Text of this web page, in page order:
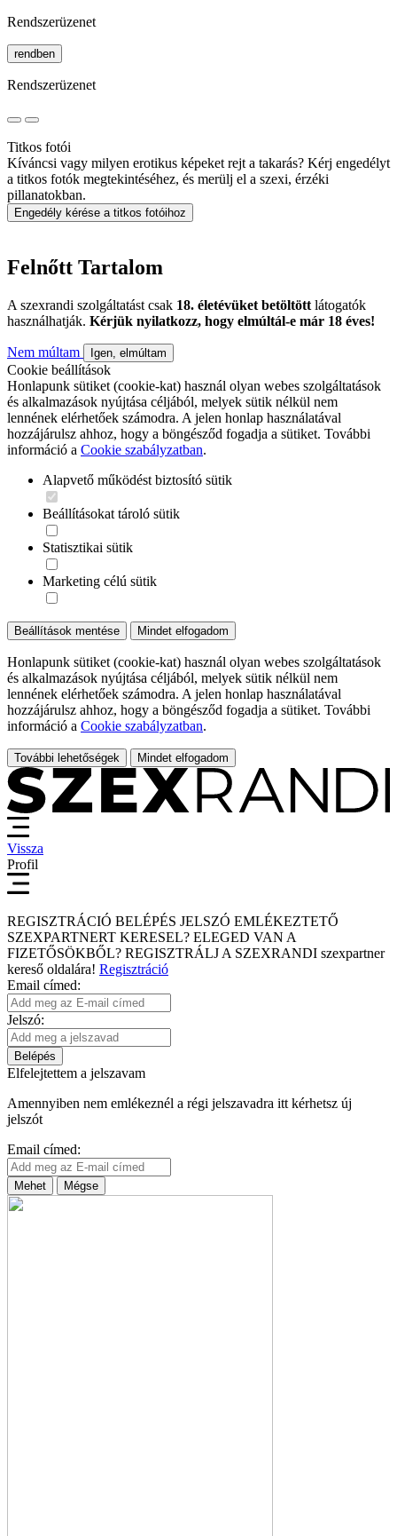
Rendszerüzenet
rendben
Rendszerüzenet
Titkos fotói
Kíváncsi vagy milyen erotikus képeket rejt a takarás? Kérj engedélyt
a titkos fotók megtekintéséhez, és merülj el a szexi, érzéki
pillanatokban.
Engedély kérése a titkos fotóihoz
Felnőtt Tartalom
A szexrandi szolgáltatást csak 18. életévüket betöltött látogatók
használhatják. Kérjük nyilatkozz, hogy elmúltál-e már 18 éves!
Nem múltam Igen, elmúltam
Cookie beállítások
Honlapunk sütiket (cookie-kat) használ olyan webes szolgáltatások
és alkalmazások nyújtása céljából, melyek sütik nélkül nem
lennének elérhetőek számodra. A jelen honlap használatával
hozzájárulsz ahhoz, hogy a böngésződ fogadja a sütiket. További
információ a Cookie szabályzatban.
Alapvető működést biztosító sütik
Beállításokat tároló sütik
Statisztikai sütik
Marketing célú sütik
Beállítások mentése Mindet elfogadom
Honlapunk sütiket (cookie-kat) használ olyan webes szolgáltatások
és alkalmazások nyújtása céljából, melyek sütik nélkül nem
lennének elérhetőek számodra. A jelen honlap használatával
hozzájárulsz ahhoz, hogy a böngésződ fogadja a sütiket. További
információ a Cookie szabályzatban.
További lehetőségek Mindet elfogadom
Vissza
Profil
REGISZTRÁCIÓ BELÉPÉS JELSZÓ EMLÉKEZTETŐ
SZEXPARTNERT KERESEL? ELEGED VAN A
FIZETŐSÖKBŐL? REGISZTRÁLJ A SZEXRANDI szexpartner
kereső oldalára! Regisztráció
Email címed:
Jelszó:
Belépés
Elfelejtettem a jelszavam
Amennyiben nem emlékeznél a régi jelszavadra itt kérhetsz új
jelszót
Email címed:
Mehet Mégse